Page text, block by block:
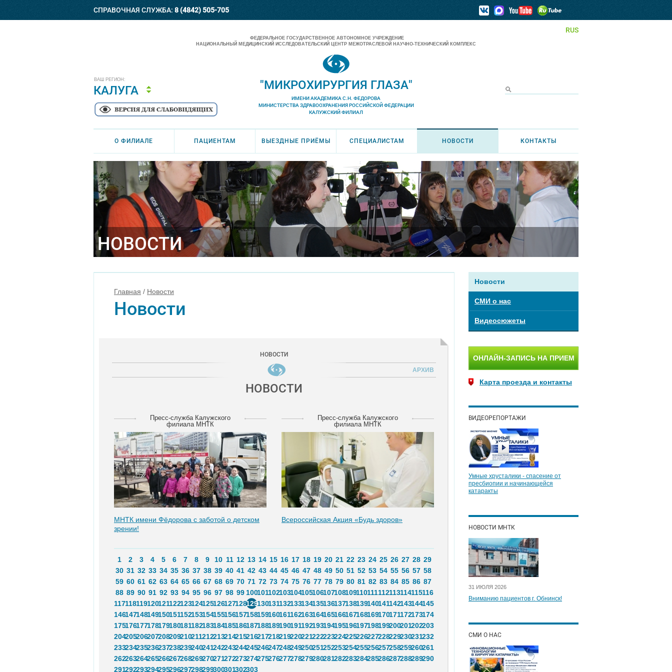
СПРАВОЧНАЯ СЛУЖБА: 8 (4842) 505-705
RUS
ВАШ РЕГИОН:
КАЛУГА
ФЕДЕРАЛЬНОЕ ГОСУДАРСТВЕННОЕ АВТОНОМНОЕ УЧРЕЖДЕНИЕ
НАЦИОНАЛЬНЫЙ МЕДИЦИНСКИЙ ИССЛЕДОВАТЕЛЬСКИЙ ЦЕНТР МЕЖОТРАСЛЕВОЙ НАУЧНО-ТЕХНИЧЕСКИЙ КОМПЛЕКС
"МИКРОХИРУРГИЯ ГЛАЗА"
ИМЕНИ АКАДЕМИКА С.Н. ФЕДОРОВА
МИНИСТЕРСТВА ЗДРАВООХРАНЕНИЯ РОССИЙСКОЙ ФЕДЕРАЦИИ
КАЛУЖСКИЙ ФИЛИАЛ
О ФИЛИАЛЕ ПАЦИЕНТАМ ВЫЕЗДНЫЕ ПРИЁМЫ СПЕЦИАЛИСТАМ НОВОСТИ КОНТАКТЫ
НОВОСТИ
Главная / Новости
Новости
НОВОСТИ
АРХИВ
НОВОСТИ
Пресс-служба Калужского
филиала МНТК
МНТК имени Фёдорова с заботой о детском
зрении!
Пресс-служба Калужского
филиала МНТК
Всероссийская Акция «Будь здоров»
1 2 3 4 5 6 7 8 9 10 11 12 13 14 15 16 17 18 19 20 21 22 23 24 25 26 27 28 29
30 31 32 33 34 35 36 37 38 39 40 41 42 43 44 45 46 47 48 49 50 51 52 53 54 55 56 57 58
59 60 61 62 63 64 65 66 67 68 69 70 71 72 73 74 75 76 77 78 79 80 81 82 83 84 85 86 87
88 89 90 91 92 93 94 95 96 97 98 99 100101102103104105106107108109110111112113114115116
117118119120121122123124125126127128129130131132133134135136137138139140141142143144145
146147148149150151152153154155156157158159160161162163164165166167168169170171172173174
175176177178179180181182183184185186187188189190191192193194195196197198199200201202203
204205206207208209210211212213214215216217218219220221222223224225226227228229230231232
233234235236237238239240241242243244245246247248249250251252253254255256257258259260261
262263264265266267268269270271272273274275276277278279280281282283284285286287288289290
291292293294295296297298299300301302303
Новости
СМИ о нас
Видеосюжеты
ОНЛАЙН-ЗАПИСЬ НА ПРИЕМ
Карта проезда и контакты
ВИДЕОРЕПОРТАЖИ
Умные хрусталики - спасение от
пресбиопии и начинающейся
катаракты
НОВОСТИ МНТК
31 ИЮЛЯ 2026
Вниманию пациентов г. Обнинск!
СМИ О НАС